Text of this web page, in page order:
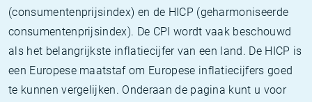
(consumentenprijsindex) en de HICP (geharmoniseerde
consumentenprijsindex). De CPI wordt vaak beschouwd
als het belangrijkste inflatiecijfer van een land. De HICP is
een Europese maatstaf om Europese inflatiecijfers goed
te kunnen vergelijken. Onderaan de pagina kunt u voor